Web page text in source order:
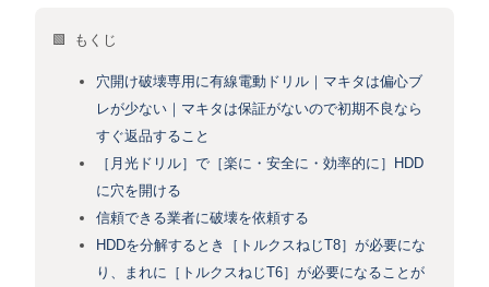
🟩 もくじ
穴開け破壊専用に有線電動ドリル｜マキタは偏心ブ
レが少ない｜マキタは保証がないので初期不良なら
すぐ返品すること
［月光ドリル］で［楽に・安全に・効率的に］HDD
に穴を開ける
信頼できる業者に破壊を依頼する
HDDを分解するとき［トルクスねじT8］が必要にな
り、まれに［トルクスねじT6］が必要になることが